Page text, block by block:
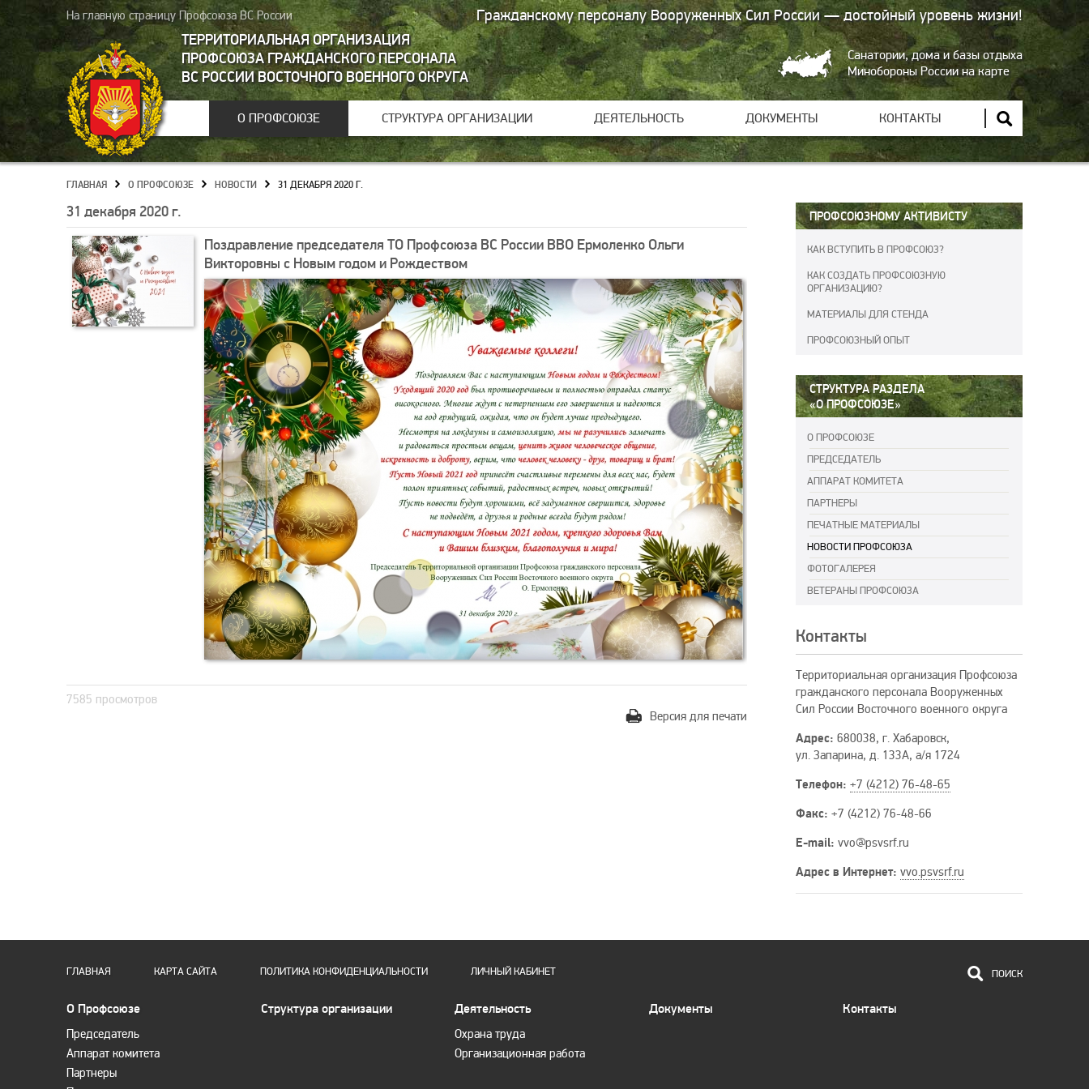
На главную страницу Профсоюза ВС России Гражданскому персоналу Вооруженных Сил России — достойный уровень жизни!
ТЕРРИТОРИАЛЬНАЯ ОРГАНИЗАЦИЯ
ПРОФСОЮЗА ГРАЖДАНСКОГО ПЕРСОНАЛА
ВС РОССИИ ВОСТОЧНОГО ВОЕННОГО ОКРУГА
Санатории, дома и базы отдыха
Минобороны России на карте
О ПРОФСОЮЗЕ СТРУКТУРА ОРГАНИЗАЦИИ ДЕЯТЕЛЬНОСТЬ ДОКУМЕНТЫ КОНТАКТЫ
ГЛАВНАЯ О ПРОФСОЮЗЕ НОВОСТИ 31 ДЕКАБРЯ 2020 Г.
31 декабря 2020 г.
Поздравление председателя ТО Профсоюза ВС России ВВО Ермоленко Ольги
Викторовны с Новым годом и Рождеством
7585 просмотров
Версия для печати
ПРОФСОЮЗНОМУ АКТИВИСТУ
КАК ВСТУПИТЬ В ПРОФСОЮЗ?
КАК СОЗДАТЬ ПРОФСОЮЗНУЮ
ОРГАНИЗАЦИЮ?
МАТЕРИАЛЫ ДЛЯ СТЕНДА
ПРОФСОЮЗНЫЙ ОПЫТ
СТРУКТУРА РАЗДЕЛА
«О ПРОФСОЮЗЕ»
О ПРОФСОЮЗЕ
ПРЕДСЕДАТЕЛЬ
АППАРАТ КОМИТЕТА
ПАРТНЕРЫ
ПЕЧАТНЫЕ МАТЕРИАЛЫ
НОВОСТИ ПРОФСОЮЗА
ФОТОГАЛЕРЕЯ
ВЕТЕРАНЫ ПРОФСОЮЗА
Контакты
Территориальная организация Профсоюза
гражданского персонала Вооруженных
Сил России Восточного военного округа
Адрес: 680038, г. Хабаровск,
ул. Запарина, д. 133А, а/я 1724
Телефон: +7 (4212) 76-48-65
Факс: +7 (4212) 76-48-66
E-mail: vvo@psvsrf.ru
Адрес в Интернет: vvo.psvsrf.ru
ГЛАВНАЯ КАРТА САЙТА ПОЛИТИКА КОНФИДЕНЦИАЛЬНОСТИ ЛИЧНЫЙ КАБИНЕТ ПОИСК
О Профсоюзе
Председатель
Аппарат комитета
Партнеры
Структура организации Деятельность
Охрана труда
Организационная работа
Документы Контакты